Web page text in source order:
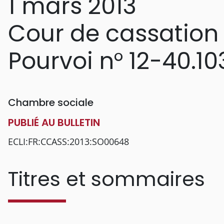
Cour de cassation
Pourvoi n° 12-
Chambre sociale
PUBLIÉ AU BULLETIN
ECLI:FR:CCASS:2013:SO00648
Titres et sommaires